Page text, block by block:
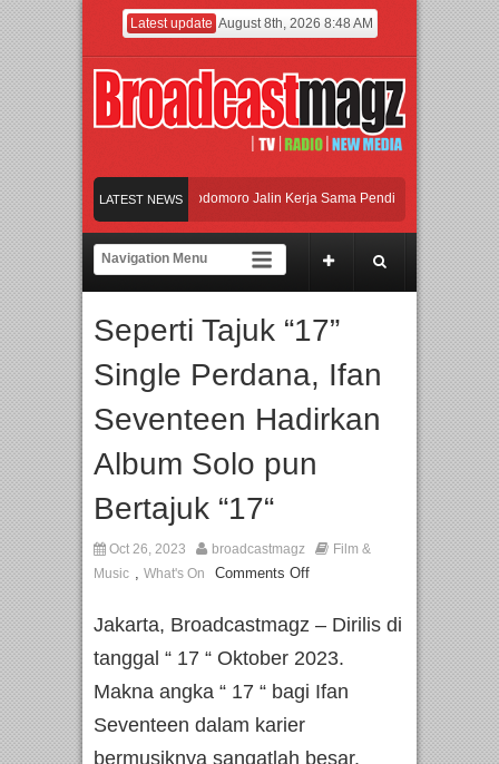
Latest update August 8th, 2026 8:48 AM
LATEST NEWS
dan Universitas Agung Podomoro Jalin Kerja Sama Pendidikan dan Riset untuk
Jakarta dengan Ribuan Mainan dan Produk Bayi dari Seluruh Dunia,
dan Universitas Agung Podomoro Jalin Kerja Sama Pendidikan dan Riset untuk
Seperti Tajuk “17”
Single Perdana, Ifan
Seventeen Hadirkan
Album Solo pun
Bertajuk “17“
Oct 26, 2023 broadcastmagz
Film &
Music , What's On Comments Off
Jakarta, Broadcastmagz – Dirilis di
tanggal “ 17 “ Oktober 2023.
Makna angka “ 17 “ bagi Ifan
Seventeen dalam karier
bermusiknya sangatlah besar.